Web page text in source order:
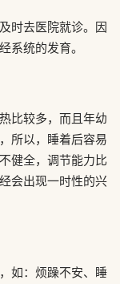
时去医院就诊。因
系统的发育。
比较多，而且年幼
所以，睡着后容易
健全，调节能力比
会出现一时性的兴
如：烦躁不安、睡